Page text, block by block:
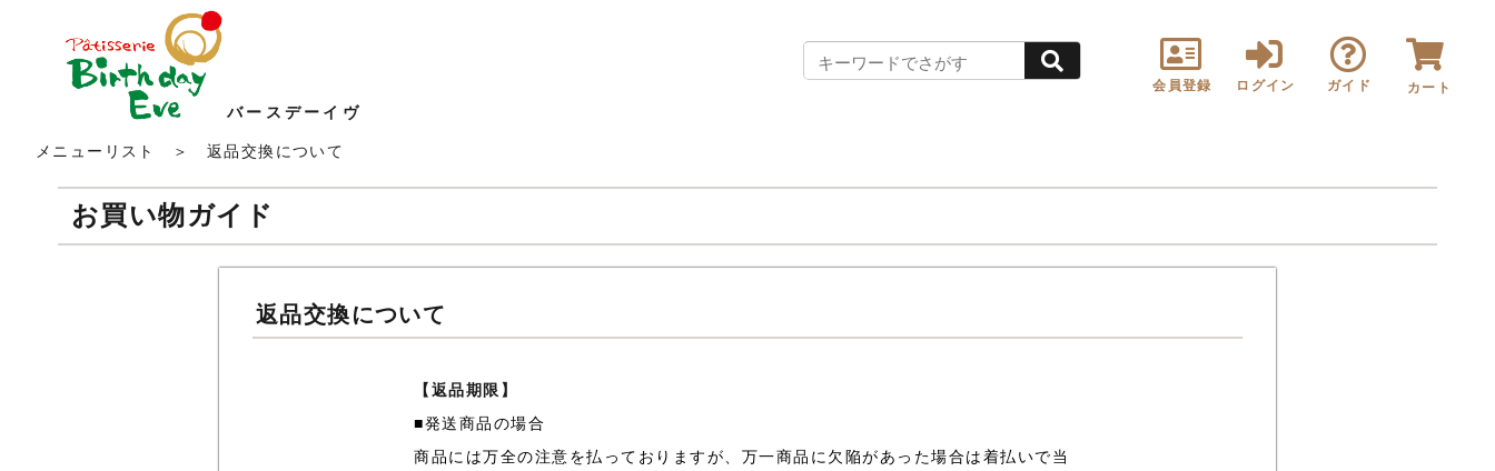
会員登録 ログイン ガイド カート
バースデーイヴ
メニューリスト ＞ 返品交換について
お買い物ガイド
返品交換について
【返品期限】
■発送商品の場合
商品には万全の注意を払っておりますが、万一商品に欠陥があった場合は着払いで当